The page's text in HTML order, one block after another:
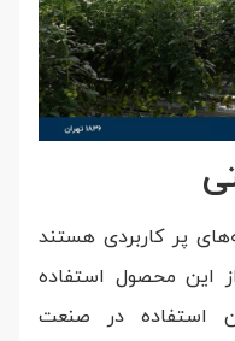
پر کاربردی هستند
این محصول استفاده
استفاده در صنعت